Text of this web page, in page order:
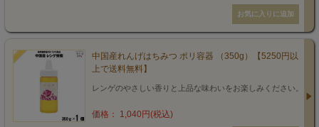
中国産れんげはちみつ ポリ容器 （350g）【5250円以
上で送料無料】
レンゲのやさしい香りと上品な味わいをお楽しみください。
価格： 1,040円(税込)